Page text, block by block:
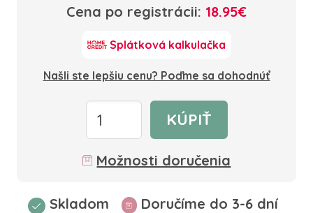
Cena po registrácii: 18.95€
Splátková kalkulačka
Našli ste lepšiu cenu? Poďme sa dohodnúť
KÚPIŤ
Možnosti doručenia
Skladom Doručíme do 3-6 dní